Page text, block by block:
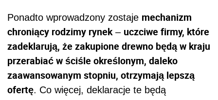
Ponadto wprowadzony zostaje mechanizm
chroniący rodzimy rynek – uczciwe firmy, które
zadeklarują, że zakupione drewno będą w kraju
przerabiać w ściśle określonym, daleko
zaawansowanym stopniu, otrzymają lepszą
ofertę. Co więcej, deklaracje te będą